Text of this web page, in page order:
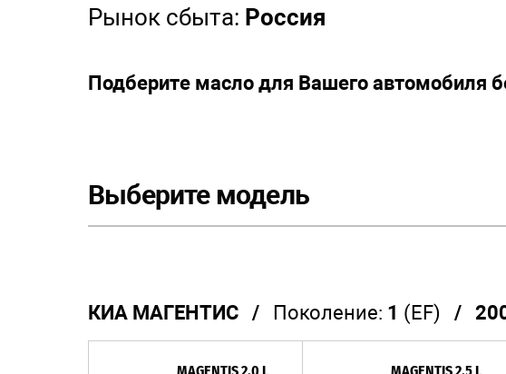
Рынок сбыта: Россия
Подберите масло для Вашего автомобиля
Выберите модель
КИА МАГЕНТИС / Поколение: 1 (EF) /